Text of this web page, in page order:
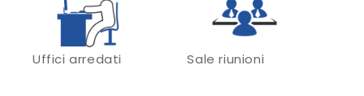
Uffici arredati Sale riunioni